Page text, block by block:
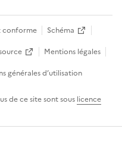
conforme
Schéma
Mentions légales
générales d’utilisation
de ce site sont sous licence